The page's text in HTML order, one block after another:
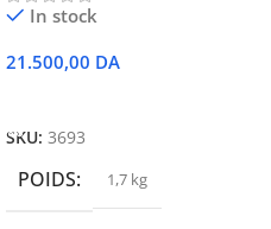
In stock
21.500,00 DA
SKU: 3693
POIDS 1,7 kg